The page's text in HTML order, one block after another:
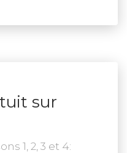
sur
1, 2, 3 et 4: